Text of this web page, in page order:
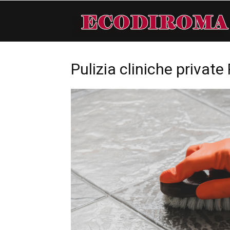
Pulizia cliniche private